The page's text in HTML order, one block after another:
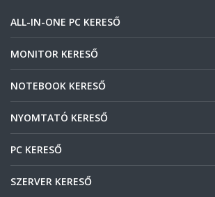
ALL-IN-ONE PC KERESŐ
MONITOR KERESŐ
NOTEBOOK KERESŐ
NYOMTATÓ KERESŐ
PC KERESŐ
SZERVER KERESŐ